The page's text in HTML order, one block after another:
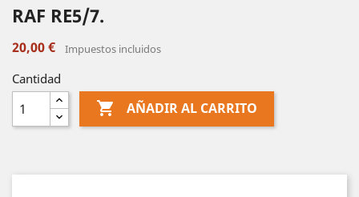
RAF RE5/7.
20,00 € Impuestos incluidos
Cantidad
 AÑADIR AL CARRITO